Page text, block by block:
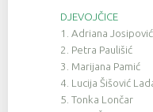
DJEVOJČICE
1. Adriana Josipović
2. Petra Paulišić
3. Marijana Pamić
4. Lucija Šišović
5. Tonka Lončar